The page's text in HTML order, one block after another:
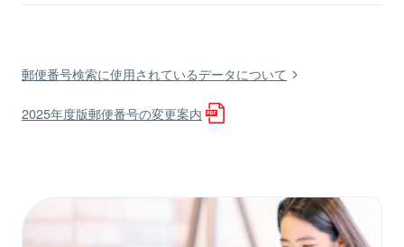
郵便番号検索に使用されているデータについて
2025年度版郵便番号の変更案内